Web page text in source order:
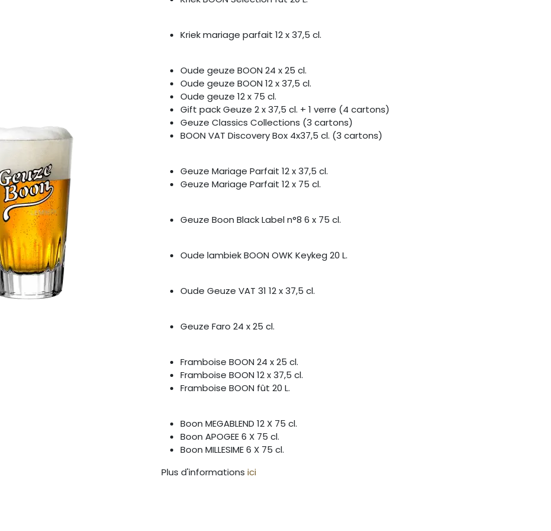
Kriek mariage parfait 12 x 37,5 cl.
Oude geuze BOON 24 x 25 cl.
Oude geuze BOON 12 x 37,5 cl.
Oude geuze 12 x 75 cl.
Gift pack Geuze 2 x 37,5 cl. + 1 verre (4 cartons)
Geuze Classics Collections (3 cartons)
BOON VAT Discovery Box 4x37,5 cl. (3 cartons)
Geuze Mariage Parfait 12 x 37,5 cl.
Geuze Mariage Parfait 12 x 75 cl.
Geuze Boon Black Label n°8 6 x 75 cl.
Oude lambiek BOON OWK Keykeg 20 L.
Oude Geuze VAT 31 12 x 37,5 cl.
Geuze Faro 24 x 25 cl.
Framboise BOON 24 x 25 cl.
Framboise BOON 12 x 37,5 cl.
Framboise BOON fût 20 L.
Boon MEGABLEND 12 X 75 cl.
Boon APOGEE 6 X 75 cl.
Boon MILLESIME 6 X 75 cl.
Plus d'informations ici